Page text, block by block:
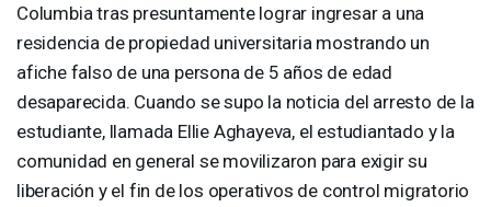
Columbia tras presuntamente lograr ingresar a una
residencia de propiedad universitaria mostrando un
afiche falso de una persona de 5 años de edad
desaparecida. Cuando se supo la noticia del arresto de la
estudiante, llamada Ellie Aghayeva, el estudiantado y la
comunidad en general se movilizaron para exigir su
liberación y el fin de los operativos de control migratorio